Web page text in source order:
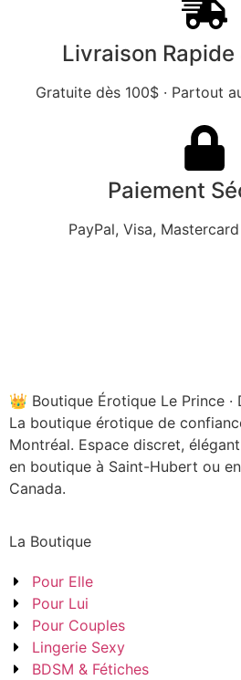
Livraison
Gratuite dès 100$ · Partout
Paiement
PayPal, Visa,
👑 Boutique Érotique Le Prince ·
La boutique érotique de
Montréal. Espace discret,
en boutique à Saint-Hubert ou
Canada.
La Boutique
Pour Elle
Pour Lui
Pour Couples
Lingerie Sexy
BDSM & Fétiches